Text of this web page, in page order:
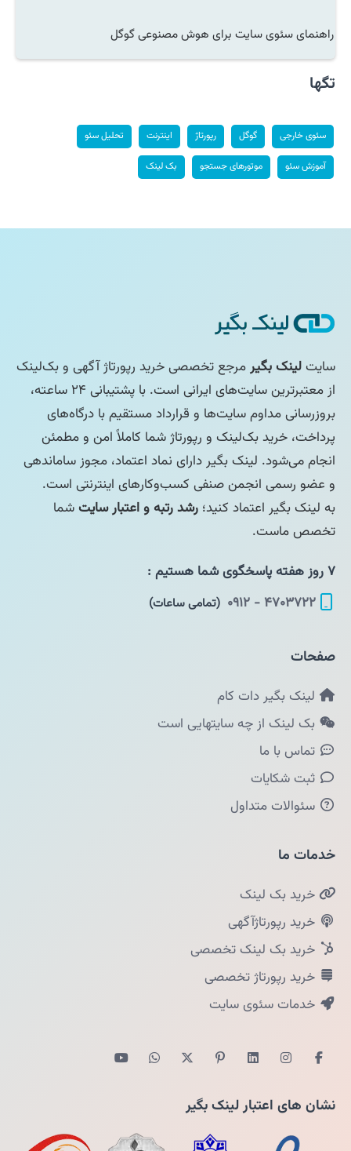
راهنمای سئوی سایت برای هوش مصنوعی گوگل
تگها
سئوی خارجی گوگل رپورتاژ اینترنت تحلیل سئو
آموزش سئو موتورهای جستجو بک لینک
سایتلینک بگیرمرجع تخصصی خرید رپورتاژ آگهی و بک‌لینک
از معتبرترین سایت‌های ایرانی است. با پشتیبانی ۲۴ ساعته،
بروزرسانی مداوم سایت‌ها و قرارداد مستقیم با درگاه‌های
پرداخت، خرید بک‌لینک و رپورتاژ شما کاملاً امن و مطمئن
انجام می‌شود. لینک بگیر دارای نماد اعتماد، مجوز ساماندهی
و عضو رسمی انجمن صنفی کسب‌وکارهای اینترنتی است.
به لینک بگیر اعتماد کنید؛ رشد رتبه و اعتبار سایتشما
تخصص ماست.
۷ روز هفته پاسخگوی شما هستیم :
۴۷۰۳۷۲۲ - ۰۹۱۲
(تمامی ساعات)
صفحات
لینک بگیر دات کام
بک لینک از چه سایتهایی است
تماس با ما
ثبت شکایات
سئوالات متداول
خدمات ما
خرید بک لینک
خرید رپورتاژآگهی
خرید بک لینک تخصصی
خرید رپورتاژ تخصصی
خدمات سئوی سایت
نشان های اعتبار لینک بگیر